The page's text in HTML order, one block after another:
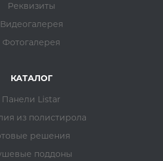
Реквизиты
Видеогалерея
Фотогалерея
КАТАЛОГ
Панели Listar
из полистирола
решения
поддоны